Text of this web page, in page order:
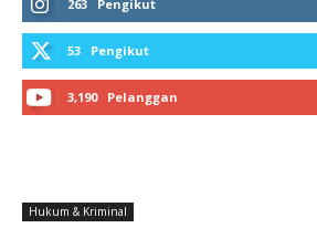
263 Pengikut
53 Pengikut
3,190 Pelanggan